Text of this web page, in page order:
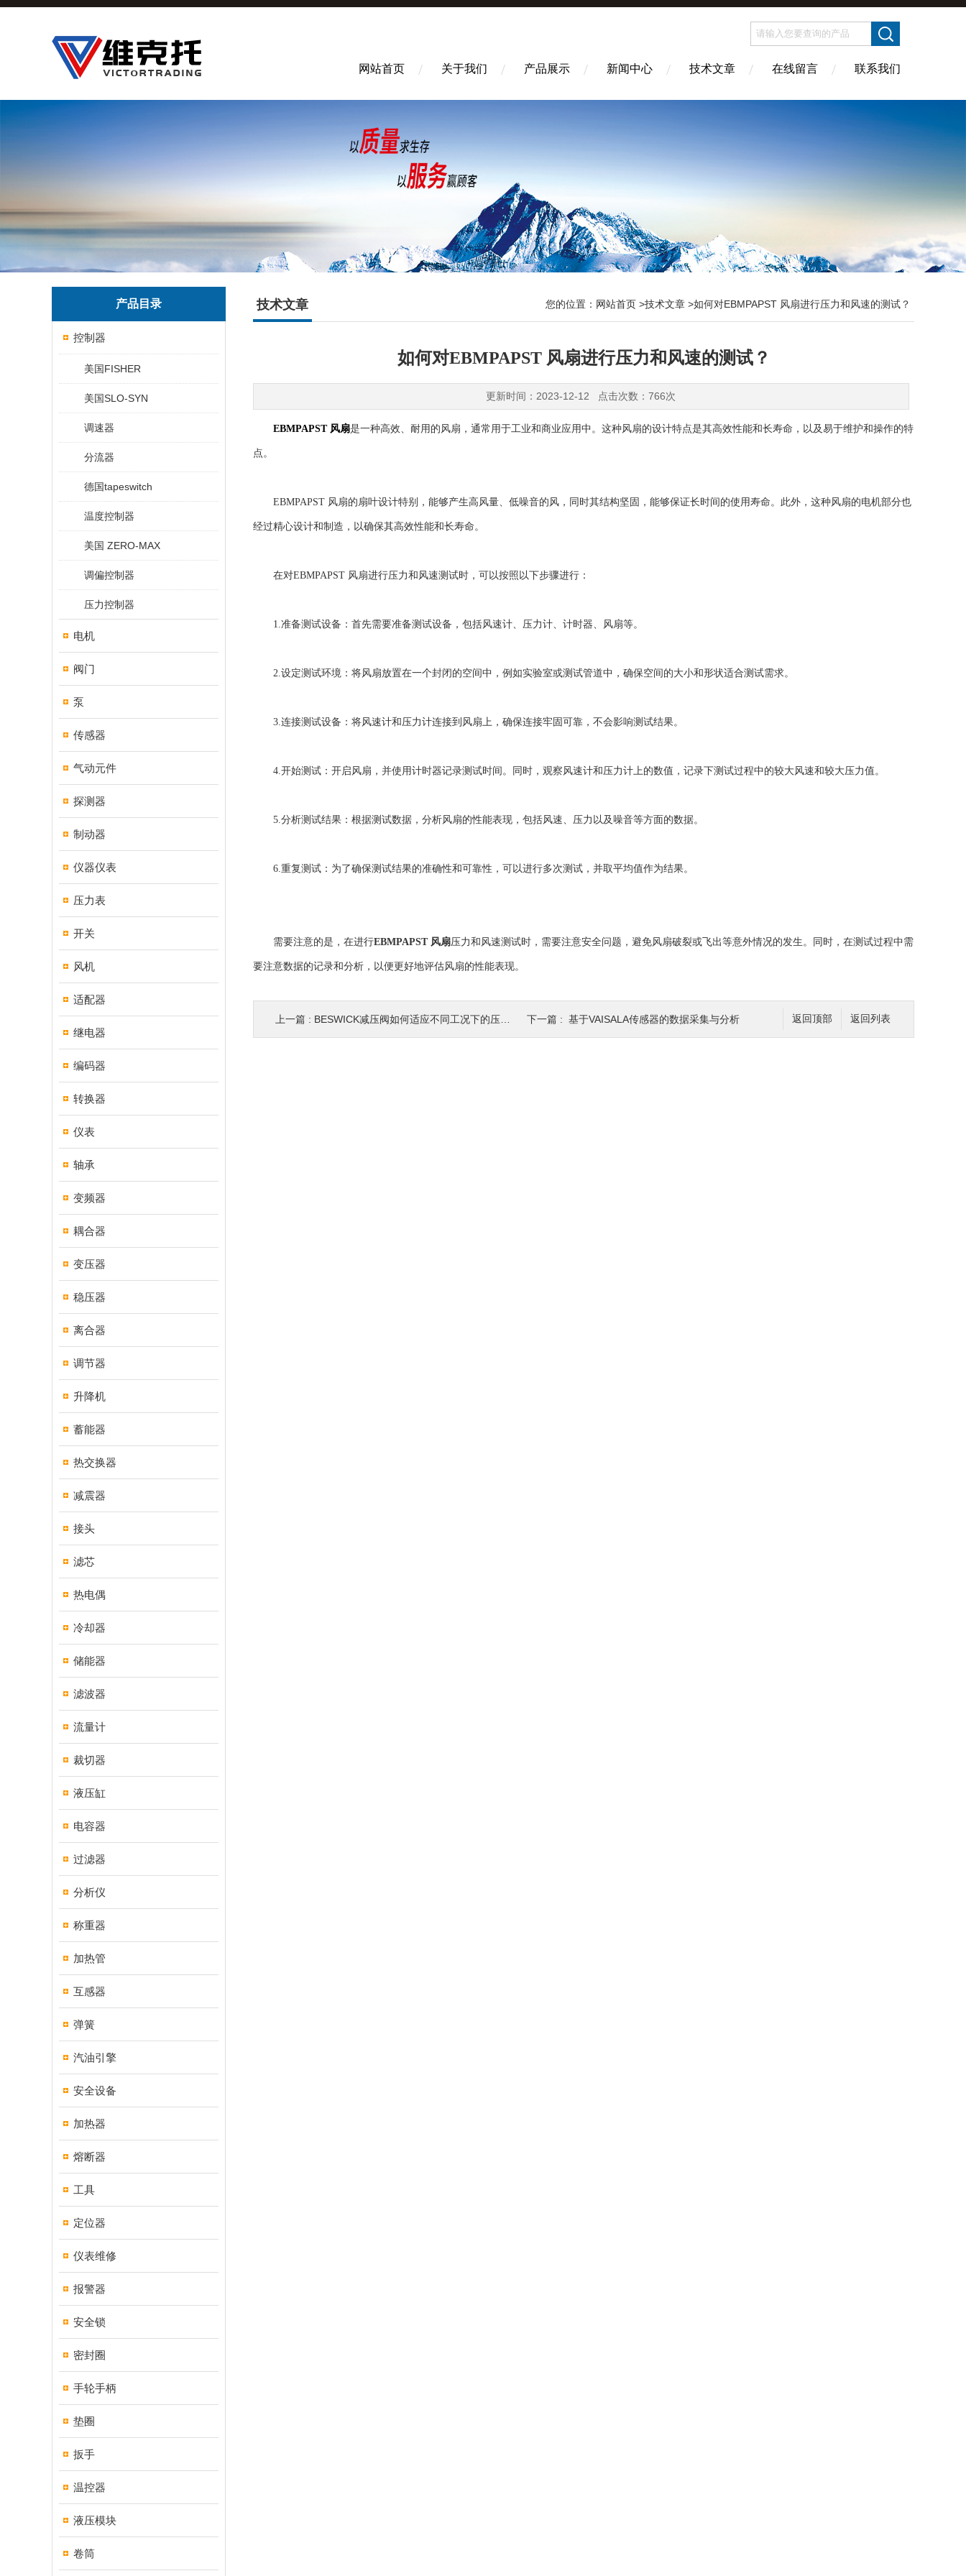
网站首页 关于我们 产品展示 新闻中心 技术文章 在线留言 联系我们
产品目录
控制器
美国FISHER
美国SLO-SYN
调速器
分流器
德国tapeswitch
温度控制器
美国 ZERO-MAX
调偏控制器
压力控制器
电机
阀门
泵
传感器
气动元件
探测器
制动器
仪器仪表
压力表
开关
风机
适配器
继电器
编码器
转换器
仪表
轴承
变频器
耦合器
变压器
稳压器
离合器
调节器
升降机
蓄能器
热交换器
减震器
接头
滤芯
热电偶
冷却器
储能器
滤波器
流量计
裁切器
液压缸
电容器
过滤器
分析仪
称重器
加热管
互感器
弹簧
汽油引擎
安全设备
加热器
熔断器
工具
定位器
仪表维修
报警器
安全锁
密封圈
手轮手柄
垫圈
扳手
温控器
液压模块
卷筒
技术文章 您的位置： 网站首页 >技术文章 >如何对EBMPAPST 风扇进行压力和风速的测试？
如何对EBMPAPST 风扇进行压力和风速的测试？
更新时间：2023-12-12 点击次数：766次
EBMPAPST 风扇是一种高效、耐用的风扇，通常用于工业和商业应用中。这种风扇的设计特点是其高效性能和长寿命，以及易于维护和操作的特
点。
EBMPAPST 风扇的扇叶设计特别，能够产生高风量、低噪音的风，同时其结构坚固，能够保证长时间的使用寿命。此外，这种风扇的电机部分也
经过精心设计和制造，以确保其高效性能和长寿命。
在对EBMPAPST 风扇进行压力和风速测试时，可以按照以下步骤进行：
1.准备测试设备：首先需要准备测试设备，包括风速计、压力计、计时器、风扇等。
2.设定测试环境：将风扇放置在一个封闭的空间中，例如实验室或测试管道中，确保空间的大小和形状适合测试需求。
3.连接测试设备：将风速计和压力计连接到风扇上，确保连接牢固可靠，不会影响测试结果。
4.开始测试：开启风扇，并使用计时器记录测试时间。同时，观察风速计和压力计上的数值，记录下测试过程中的较大风速和较大压力值。
5.分析测试结果：根据测试数据，分析风扇的性能表现，包括风速、压力以及噪音等方面的数据。
6.重复测试：为了确保测试结果的准确性和可靠性，可以进行多次测试，并取平均值作为结果。
需要注意的是，在进行EBMPAPST 风扇压力和风速测试时，需要注意安全问题，避免风扇破裂或飞出等意外情况的发生。同时，在测试过程中需
要注意数据的记录和分析，以便更好地评估风扇的性能表现。
返回列表
返回顶部
上一篇 : BESWICK减压阀如何适应不同工况下的压力调节要求？ 下一篇 : 基于VAISALA传感器的数据采集与分析